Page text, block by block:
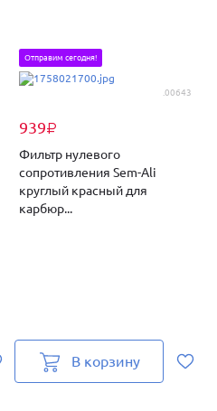
.00643
939₽
Отправим сегодня!
Фильтр нулевого
сопротивления Sem-Ali
круглый красный для
карбюр...
В корзину